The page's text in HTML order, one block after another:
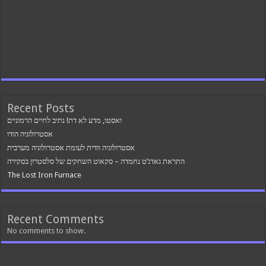
Recent Posts
ואסטו, מדע לא דת! נתיב לחיים הרמוניים
אסטרולוגיה הודו
אסטרולוגיה וודית לעומת אסטרולוגיה מערבית
התראת גאדג’ט נחמדה – סקאוט השחקים של סלסטרון בסקירה
The Lost Iron Furnace
Recent Comments
No comments to show.